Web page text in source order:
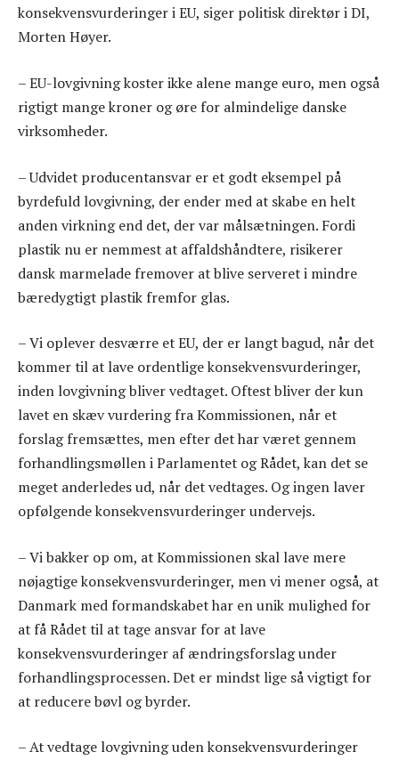
konsekvensvurderinger i EU, siger politisk direktør i DI,
Morten Høyer.
– EU-lovgivning koster ikke alene mange euro, men også
rigtigt mange kroner og øre for almindelige danske
virksomheder.
– Udvidet producentansvar er et godt eksempel på
byrdefuld lovgivning, der ender med at skabe en helt
anden virkning end det, der var målsætningen. Fordi
plastik nu er nemmest at affaldshåndtere, risikerer
dansk marmelade fremover at blive serveret i mindre
bæredygtigt plastik fremfor glas.
– Vi oplever desværre et EU, der er langt bagud, når det
kommer til at lave ordentlige konsekvensvurderinger,
inden lovgivning bliver vedtaget. Oftest bliver der kun
lavet en skæv vurdering fra Kommissionen, når et
forslag fremsættes, men efter det har været gennem
forhandlingsmøllen i Parlamentet og Rådet, kan det se
meget anderledes ud, når det vedtages. Og ingen laver
opfølgende konsekvensvurderinger undervejs.
– Vi bakker op om, at Kommissionen skal lave mere
nøjagtige konsekvensvurderinger, men vi mener også, at
Danmark med formandskabet har en unik mulighed for
at få Rådet til at tage ansvar for at lave
konsekvensvurderinger af ændringsforslag under
forhandlingsprocessen. Det er mindst lige så vigtigt for
at reducere bøvl og byrder.
– At vedtage lovgivning uden konsekvensvurderinger